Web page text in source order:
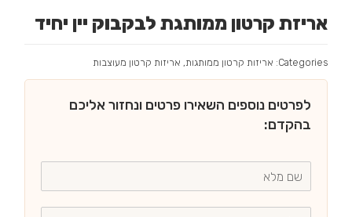
אריזת קרטון ממותגת לבקבוק יין יחיד
Categories: אריזות קרטון ממותגות, אריזות קרטון מעוצבות
לפרטים נוספים השאירו פרטים ונחזור אליכם
בהקדם: